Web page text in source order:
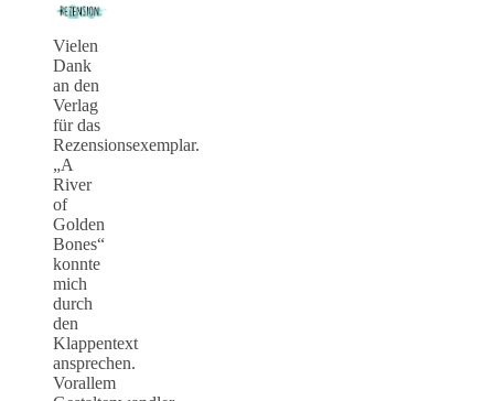
Vielen
Dank
an den
Verlag
für das
Rezensionsexemplar.
„A
River
of
Golden
Bones“
konnte
mich
durch
den
Klappentext
ansprechen.
Vorallem